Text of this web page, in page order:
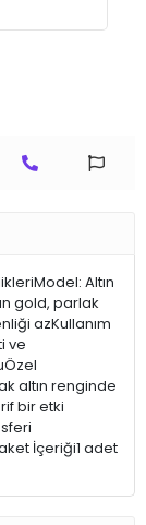
Altın
gold, parlak
azKullanım
ve
altın renginde
bir etki
İçeriği1 adet